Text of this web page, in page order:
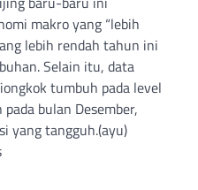
makro yang “lebih
lebih rendah tahun ini
Selain itu, data
tumbuh pada level
bulan Desember,
yang tangguh.(ayu)